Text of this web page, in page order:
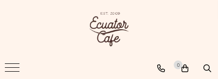
The Nomad
0